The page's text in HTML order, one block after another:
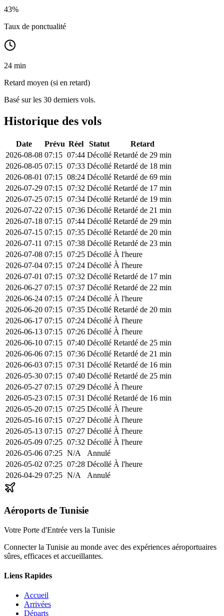
43%
Taux de ponctualité
24 min
Retard moyen (si en retard)
Basé sur les 30 derniers vols.
Historique des vols
Date Prévu Réel Statut
Retard
2026-08-08 07:15 07:44 Décollé Retardé de 29 min
2026-08-05 07:15 07:33 Décollé Retardé de 18 min
2026-08-01 07:15 08:24 Décollé Retardé de 69 min
2026-07-29 07:15 07:32 Décollé Retardé de 17 min
2026-07-25 07:15 07:34 Décollé Retardé de 19 min
2026-07-22 07:15 07:36 Décollé Retardé de 21 min
2026-07-18 07:15 07:44 Décollé Retardé de 29 min
2026-07-15 07:15 07:35 Décollé Retardé de 20 min
2026-07-11 07:15 07:38 Décollé Retardé de 23 min
2026-07-08 07:15 07:25 Décollé À l'heure
2026-07-04 07:15 07:24 Décollé À l'heure
2026-07-01 07:15 07:32 Décollé Retardé de 17 min
2026-06-27 07:15 07:37 Décollé Retardé de 22 min
2026-06-24 07:15 07:24 Décollé À l'heure
2026-06-20 07:15 07:35 Décollé Retardé de 20 min
2026-06-17 07:15 07:24 Décollé À l'heure
2026-06-13 07:15 07:26 Décollé À l'heure
2026-06-10 07:15 07:40 Décollé Retardé de 25 min
2026-06-06 07:15 07:36 Décollé Retardé de 21 min
2026-06-03 07:15 07:31 Décollé Retardé de 16 min
2026-05-30 07:15 07:40 Décollé Retardé de 25 min
2026-05-27 07:15 07:29 Décollé À l'heure
2026-05-23 07:15 07:31 Décollé Retardé de 16 min
2026-05-20 07:15 07:25 Décollé À l'heure
2026-05-16 07:15 07:27 Décollé À l'heure
2026-05-13 07:15 07:27 Décollé À l'heure
2026-05-09 07:25 07:32 Décollé À l'heure
2026-05-06 07:25 N/A
Annulé
2026-05-02 07:25 07:28 Décollé À l'heure
2026-04-29 07:25 N/A Annulé
Aéroports de Tunisie
Votre Porte d'Entrée vers la Tunisie
Connecter la Tunisie au monde avec des expériences aéroportuaires
sûres, efficaces et accueillantes.
Liens Rapides
Accueil
Arrivées
Départs